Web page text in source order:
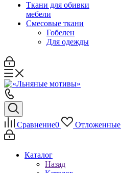
Ткани для обивки
мебели
Смесовые ткани
Гобелен
Для одежды
Сравнение0 Отложенные
Каталог
Назад